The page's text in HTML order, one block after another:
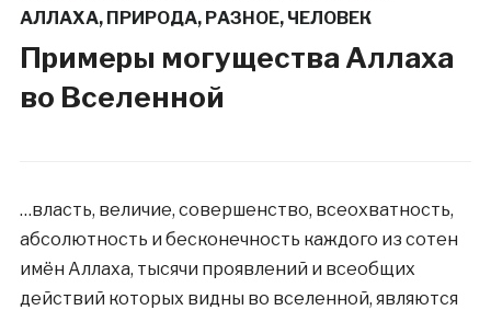
АЛЛАХА, ПРИРОДА, РАЗНОЕ, ЧЕЛОВЕК
Примеры могущества Аллаха
во Вселенной
…власть, величие, совершенство, всеохватность,
абсолютность и бесконечность каждого из сотен
имён Аллаха, тысячи проявлений и всеобщих
действий которых видны во вселенной, являются